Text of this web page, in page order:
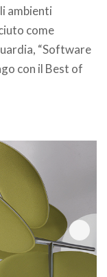
ambienti
come
“Software
con il Best of